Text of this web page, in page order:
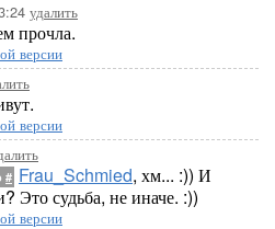
удалить
прочла.
версии
версии
# Frau_Schmied, хм... :)) И
Это судьба, не иначе. :))
версии